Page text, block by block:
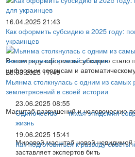
16.04.2025 21:43
Как оформить субсидию в 2025 году:
украинцев
В этом году оформить субсидию стало
цифровым сервисам и
28.03.2025 17:49
Мьянма столкнулась с одним из самых
землетрясений в своей истории
Масштаб разрушений и человеческие
23.06.2025 08:55
Одиночество — тихая эпидемия
жизнь
Мировой масштаб новой невидимой
заставляет экспертов бить
19.06.2025 15:41
Как подготовиться к разводу советы